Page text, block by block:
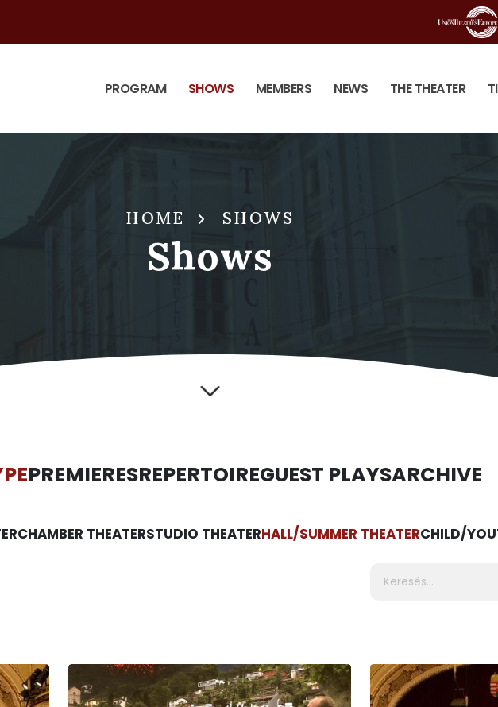
PROGRAM SHOWS MEMBERS NEWS THE THEATER
HOME SHOWS
Shows
PREMIERESREPERTOIREGUEST PLAYSARCHIVE
CHAMBER THEATERSTUDIO THEATERHALL/SUMMER THEATERCHILD/